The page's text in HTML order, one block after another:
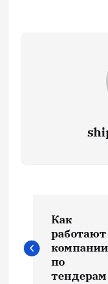
а
Как
работают
компании
по
тендерам